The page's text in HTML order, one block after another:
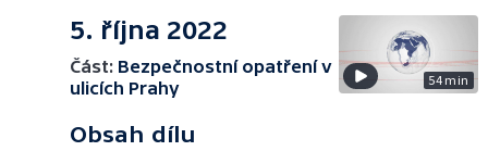
5. října 2022
Část: Bezpečnostní opatření v
ulicích Prahy
Obsah dílu
54 min